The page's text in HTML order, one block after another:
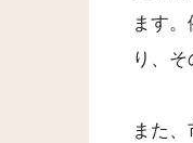
ます
り、
また